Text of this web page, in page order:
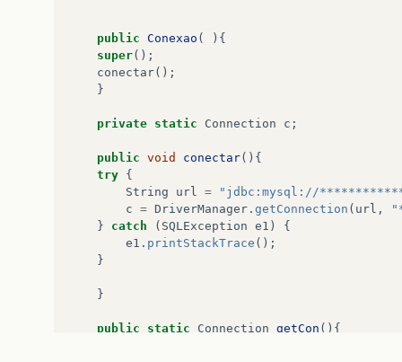
public Conexao (
){
super();
conectar();
}
private static Connection c ;
public void conectar(){
try {
String
url =
"jdbc:mysql://*************/
c = DriverManager . getConnection ( url ,
}
catch ( SQLException e1 )
{
e1 . printStackTrace ();
}
}
public static Connection getCon (){